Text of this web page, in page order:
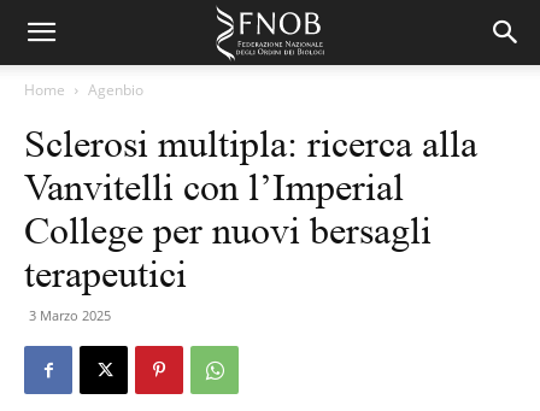
Home Agenbio
Sclerosi multipla: ricerca alla
Vanvitelli con l’Imperial
College per nuovi bersagli
terapeutici
3 Marzo 2025